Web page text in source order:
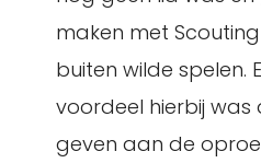
maken met
buiten wilde spelen.
voordeel hierbij
geven aan de